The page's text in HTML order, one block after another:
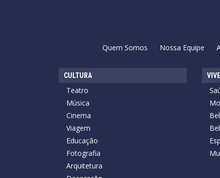
Quem Somos Nossa Equipe
CULTURA
Teatro
Música
Cinema
Viagem
Educação
Fotografia
Arquitetura